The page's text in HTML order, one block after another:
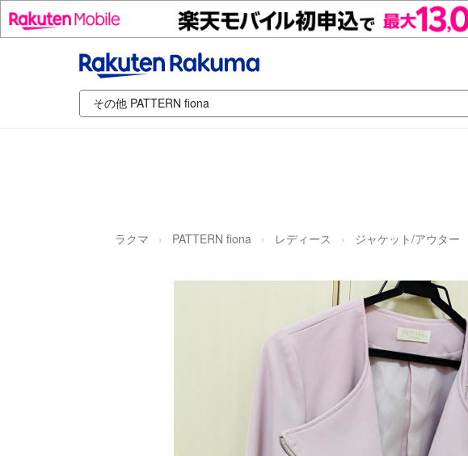
ラクマ PATTERN fiona レディース ジャケット/アウター